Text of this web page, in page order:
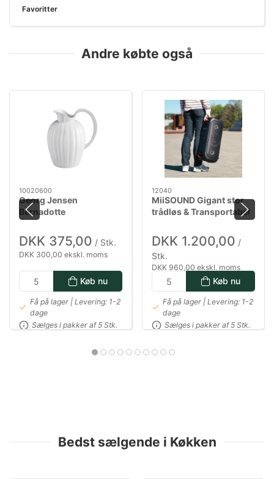
Favoritter
Andre købte også
10020600
Georg Jensen
Bernadotte
porcelænskande - 1,2
liter
DKK 375,00 / Stk.
DKK 300,00 ekskl. moms
Køb nu
Få på lager | Levering: 1-2
dage
Sælges i pakker af 5 Stk.
12040
MiiSOUND Gigant stor
trådløs & Transportabel
DKK 1.200,00 /
Stk.
DKK 960,00 ekskl. moms
Køb nu
Få på lager | Levering: 1-2
dage
Sælges i pakker af 5 Stk.
Bedst sælgende i Køkken